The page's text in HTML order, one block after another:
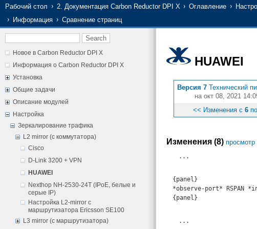
Рабочий стол 2. Документация Carbon Reductor DPI X Оглавление
Информация
Сравнение страниц
Новое в Carbon Reductor DPI X
Информация о Carbon Reductor DPI X
Установка
Общие задачи
Описание модулей
Настройка
Зеркалирование трафика
L2 mirror (с коммутатора)
Cisco
D-Link 3200 + VPN
HUAWEI
Nexthop NH-2530-24T (IPoE, белые и
серые IP)
Настройка L2-mirror с
маршрутизатора Ericsson SE100
L3 mirror (с маршрутизатора)
HUAWEI
Версия 7 Технический
на окт 08, 2021
<< Изменения с 6по
Изменения (8) просмотр
...
{panel}
*observe-port* RSPAN
{panel}
...